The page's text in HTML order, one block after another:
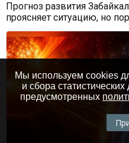
Прогноз развития
проясняет ситуацию, но
Мы используем cookies
и сбора
предусмотренных